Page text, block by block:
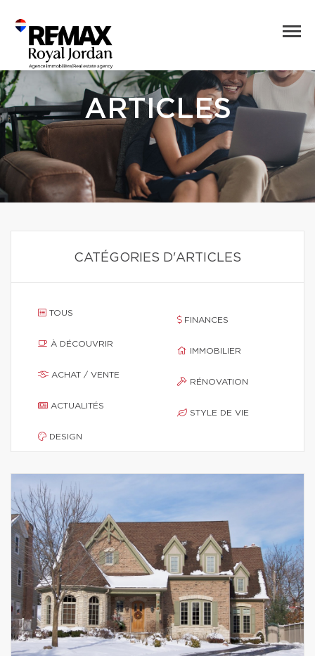
ARTICLES
CATÉGORIES D'ARTICLES
TOUS
À DÉCOUVRIR
ACHAT / VENTE
ACTUALITÉS
DESIGN
FINANCES
IMMOBILIER
RÉNOVATION
STYLE DE VIE